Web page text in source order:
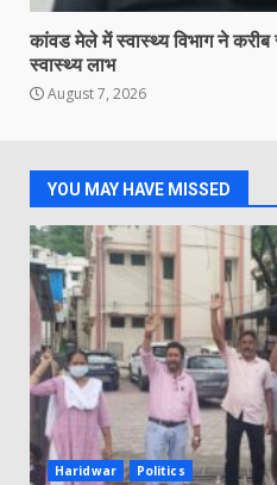
कांवड मेले में स्वास्थ्य विभाग ने करीब
स्वास्थ्य लाभ
August 7, 2026
YOU MAY HAVE MISSED
Haridwar Politics